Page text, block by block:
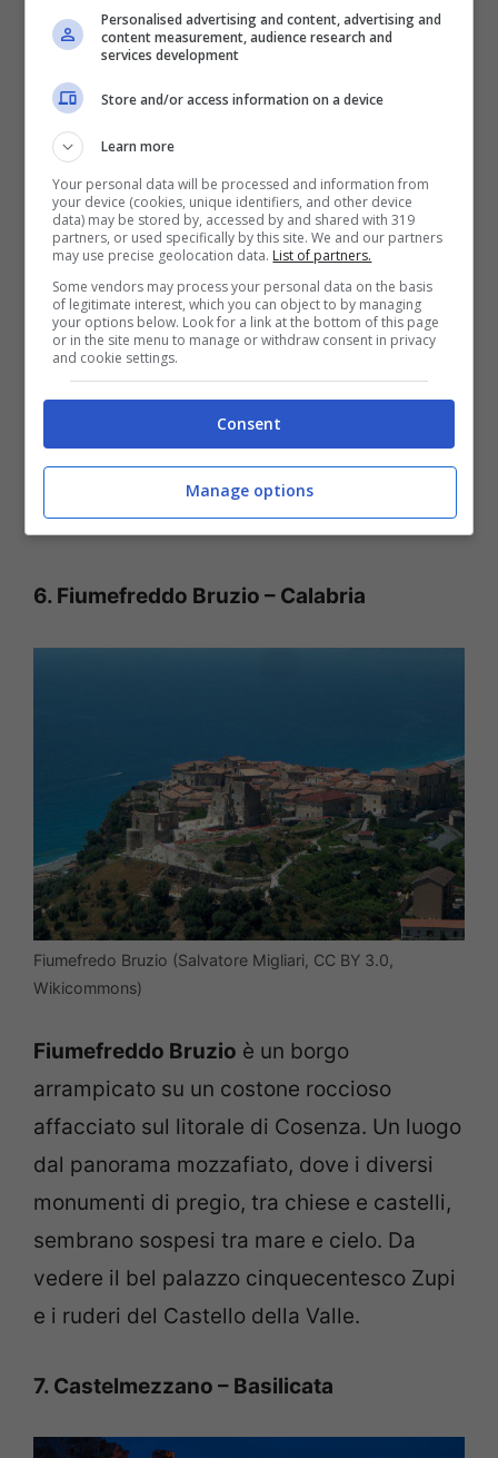
Cataniae sorge su una collina affacciata
inserito nella lista dei borghi più belli
d’Italia e appartiene sia al
che al Parco fluviale dell’Alcantara. Il borgo
ha origini antichissime e raggiunse il suo
massimo splendore con il dominio dei
Normanni, quando furono realizzate le
mura difensive, la Torre del Cannizzo (U
Cannizzu) e il castello di Ruggiero Lauria.
Splendidi esempi di fortificazioni edificate
su rocce e rupi. Da vedere anche le
numerose chiese, tra cui la Cuba bizantina
di Santa Domenica.
6. Fiumefreddo Bruzio – Calabria
Fiumefredo Bruzio (Salvatore Migliari, CC BY 3.0,
Wikicommons)
Fiumefreddo Bruzio è un borgo
arrampicato su un costone roccioso
affacciato sul litorale di Cosenza. Un luogo
dal panorama mozzafiato, dove i diversi
monumenti di pregio, tra chiese e castelli,
sembrano sospesi tra mare e cielo. Da
vedere il bel palazzo cinquecentesco Zupi
e i ruderi del Castello della Valle.
7. Castelmezzano – Basilicata
Personalised advertising and content, advertising and
content measurement, audience research and
services development
Store and/or access information on a device
Learn more
Your personal data will be processed and information from
your device (cookies, unique identifiers, and other device
data) may be stored by, accessed by and shared with 319
partners, or used specifically by this site. We and our partners
may use precise geolocation data. List of partners.
Some vendors may process your personal data on the basis
of legitimate interest, which you can object to by managing
your options below. Look for a link at the bottom of this page
or in the site menu to manage or withdraw consent in privacy
and cookie settings.
Consent
Manage options